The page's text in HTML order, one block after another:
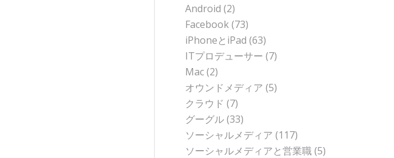
Android (2)
Facebook(73)
iPhoneとiPad (63)
ITプロデューサー (7)
Mac(2)
オウンドメディア (5)
クラウド (7)
グーグル(33)
ソーシャルメディア (117)
ソーシャルメディアと営業職(5)